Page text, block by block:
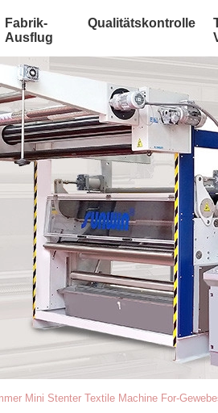
Fabrik-
Ausflug
Qualitätskontrolle
Mini Stenter Textile Machine For-